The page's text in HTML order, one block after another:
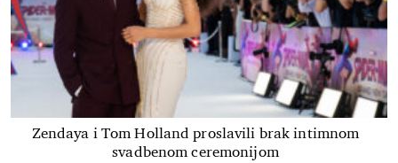
Zendaya i Tom Holland proslavili brak intimnom
svadbenom ceremonijom